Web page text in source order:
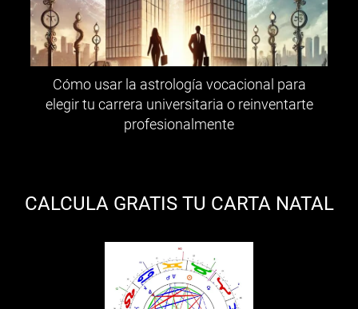
Cómo usar la astrología vocacional para
elegir tu carrera universitaria o reinventarte
profesionalmente
CALCULA GRATIS TU CARTA NATAL